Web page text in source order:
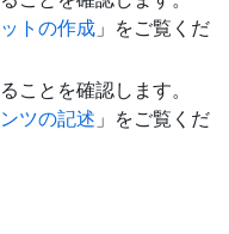
トの作成 」をご覧くだ
ことを確認します。
ツの記述 」をご覧くだ